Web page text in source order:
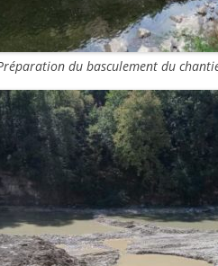
du basculement du